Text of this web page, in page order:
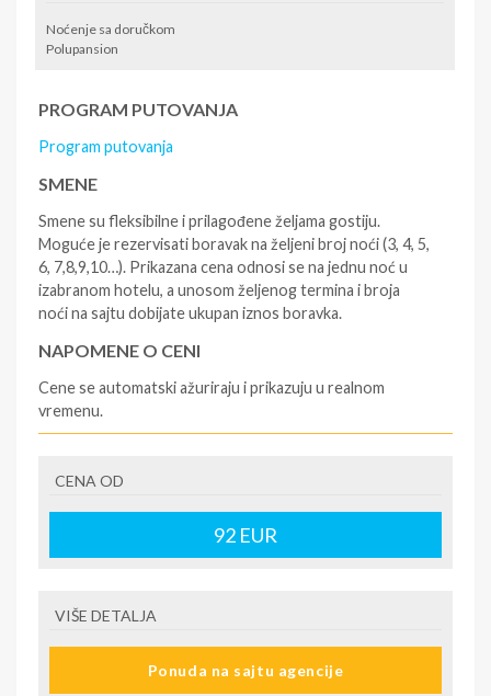
Noćenje sa doručkom
Polupansion
PROGRAM PUTOVANJA
Program putovanja
SMENE
Smene su fleksibilne i prilagođene željama gostiju.
Moguće je rezervisati boravak na željeni broj noći (3, 4, 5,
6, 7,8,9,10…). Prikazana cena odnosi se na jednu noć u
izabranom hotelu, a unosom željenog termina i broja
noći na sajtu dobijate ukupan iznos boravka.
NAPOMENE O CENI
Cene se automatski ažuriraju i prikazuju u realnom
vremenu.
- rezervisane i potvrđene usluge u izabranoj smeštajnoj
jedinici prema opisu - korišćenje hotelskih sadržaja
prema opisu - uslugu rezervacije - organizaciju
putovanja.
krizu) na destinaciji, plaćaju se na recepciji
hotela/apartmana za hotele sa 1* i 2* i nekategorisane
CENA OD
92 EUR
VIŠE DETALJA
Ponuda na sajtu agencije